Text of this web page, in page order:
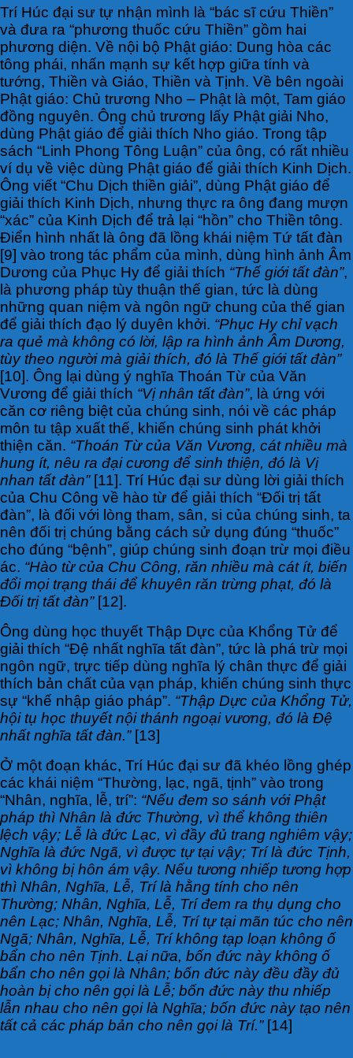
Trí Húc đại sư tự nhận mình là “bác sĩ cứu Thiền”
và đưa ra “phương thuốc cứu Thiền” gồm hai
phương diện. Về nội bộ Phật giáo: Dung hòa các
tông phái, nhấn mạnh sự kết hợp giữa tính và
tướng, Thiền và Giáo, Thiền và Tịnh. Về bên ngoài
Phật giáo: Chủ trương Nho – Phật là một, Tam giáo
đồng nguyên. Ông chủ trương lấy Phật giải Nho,
dùng Phật giáo để giải thích Nho giáo. Trong tập
sách “Linh Phong Tông Luận” của ông, có rất nhiều
ví dụ về việc dùng Phật giáo để giải thích Kinh Dịch.
Ông viết “Chu Dịch thiền giải”, dùng Phật giáo để
giải thích Kinh Dịch, nhưng thực ra ông đang mượn
“xác” của Kinh Dịch để trả lại “hồn” cho Thiền tông.
Điển hình nhất là ông đã lồng khái niệm Tứ tất đàn
[9] vào trong tác phẩm của mình, dùng hình ảnh Âm
Dương của Phục Hy để giải thích “Thế giới tất đàn”,
là phương pháp tùy thuận thế gian, tức là dùng
những quan niệm và ngôn ngữ chung của thế gian
để giải thích đạo lý duyên khởi. “Phục Hy chỉ vạch
ra quẻ mà không có lời, lập ra hình ảnh Âm Dương,
tùy theo người mà giải thích, đó là Thế giới tất đàn”
[10]. Ông lại dùng ý nghĩa Thoán Từ của Văn
Vương để giải thích “Vị nhân tất đàn”, là ứng với
căn cơ riêng biệt của chúng sinh, nói về các pháp
môn tu tập xuất thế, khiến chúng sinh phát khởi
thiện căn. “Thoán Từ của Văn Vương, cát nhiều mà
hung ít, nêu ra đại cương để sinh thiện, đó là Vị
nhan tất đàn”[11]. Trí Húc đại sư dùng lời giải thích
của Chu Công về hào từ để giải thích “Đối trị tất
đàn”, là đối với lòng tham, sân, si của chúng sinh, ta
nên đối trị chúng bằng cách sử dụng đúng “thuốc”
cho đúng “bệnh”, giúp chúng sinh đoạn trừ mọi điều
ác. “Hào từ của Chu Công, răn nhiều mà cát ít, biến
đổi mọi trạng thái để khuyên răn trừng phạt, đó là
Đối trị tất đàn”[12].
Ông dùng học thuyết Thập Dực của Khổng Tử để
giải thích “Đệ nhất nghĩa tất đàn”, tức là phá trừ mọi
ngôn ngữ, trực tiếp dùng nghĩa lý chân thực để giải
thích bản chất của vạn pháp, khiến chúng sinh thực
sự “khế nhập giáo pháp”. “Thập Dực của Khổng Tử,
hội tụ học thuyết nội thánh ngoại vương, đó là Đệ
nhất nghĩa tất đàn.”[13]
Ở một đoạn khác, Trí Húc đại sư đã khéo lồng ghép
các khái niệm “Thường, lạc, ngã, tịnh” vào trong
“Nhân, nghĩa, lễ, trí”: “Nếu đem so sánh với Phật
pháp thì Nhân là đức Thường, vì thể không thiên
lệch vậy; Lễ là đức Lạc, vì đầy đủ trang nghiêm vậy;
Nghĩa là đức Ngã, vì được tự tại vậy; Trí là đức Tịnh,
vì không bị hôn ám vậy. Nếu tương nhiếp tương hợp
thì Nhân, Nghĩa, Lễ, Trí là hằng tính cho nên
Thường; Nhân, Nghĩa, Lễ, Trí đem ra thụ dụng cho
nên Lạc; Nhân, Nghĩa, Lễ, Trí tự tại mãn túc cho nên
Ngã; Nhân, Nghĩa, Lễ, Trí không tạp loạn không ố
bẩn cho nên Tịnh. Lại nữa, bốn đức này không ố
bẩn cho nên gọi là Nhân; bốn đức này đều đầy đủ
hoàn bị cho nên gọi là Lễ; bốn đức này thu nhiếp
lẫn nhau cho nên gọi là Nghĩa; bốn đức này tạo nên
tất cả các pháp bản cho nên gọi là Trí.”[14]